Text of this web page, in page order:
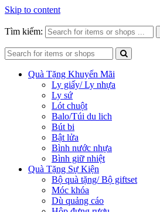
Skip to content
Tìm kiếm:
Quà Tặng Khuyến Mãi
Ly giấy/ Ly nhựa
Ly sứ
Lót chuột
Balo/Túi du lich
Bút bi
Bật lửa
Bình nước nhựa
Bình giữ nhiệt
Quà Tặng Sự Kiện
Bộ quà tặng/ Bộ giftset
Móc khóa
Dù quảng cáo